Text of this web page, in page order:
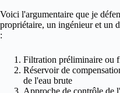
Voici l'argumentaire que je
propriétaire, un ingénieur et un
:
Filtration préliminaire ou
Réservoir de
de l'eau brute
Approche de contrôle de